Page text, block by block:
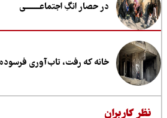
در حصار انگِ اجتماعــــــــی
خانه که رفت، تاب‌آوری فرسوده شد
کاربران